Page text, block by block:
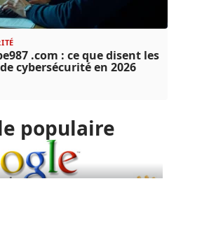
.com : ce que disent les
cybersécurité en 2026
populaire